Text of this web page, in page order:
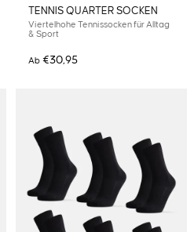
TENNIS QUARTER SOCKEN
Viertelhohe Tennissocken für Alltag
& Sport
Ab €30,95